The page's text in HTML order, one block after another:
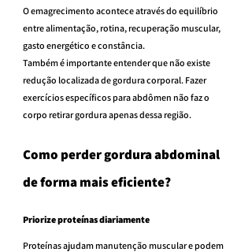
O emagrecimento acontece através do equilíbrio
entre alimentação, rotina, recuperação muscular,
gasto energético e constância.
Também é importante entender que não existe
redução localizada de gordura corporal. Fazer
exercícios específicos para abdômen não faz o
corpo retirar gordura apenas dessa região.
Como perder gordura abdominal
de forma mais eficiente?
Priorize proteínas diariamente
Proteínas ajudam manutenção muscular e podem